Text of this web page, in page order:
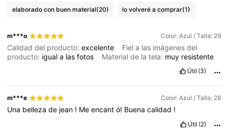
elaborado con buen material(20) lo volveré a comprar(1)
m***o Color: Azul / Talla: 29
Calidad del producto:excelente
Fiel a las imágenes del
producto: iguala lasfotos Material de la tela: muy resistente
Útil (3)
m***e Color: Azul / Talla: 28
Una bellezade jean ! Meencantó! Buenacalidad !
Útil (2)